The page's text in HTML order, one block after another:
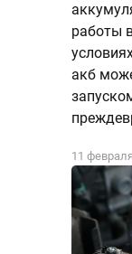
работы
акб
11